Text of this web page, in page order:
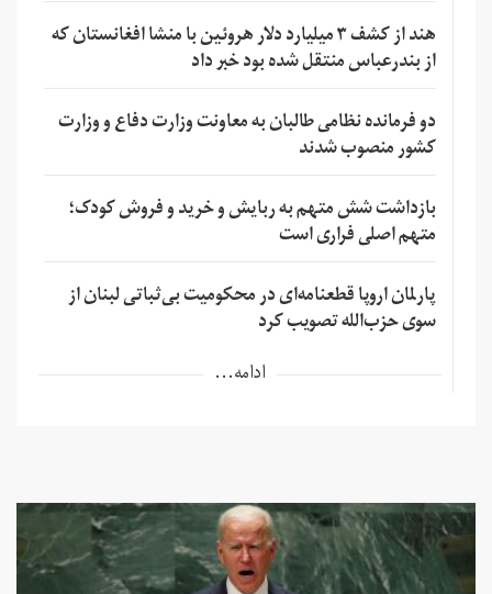
هند از کشف ۳ میلیارد دلار هروئین با منشا افغانستان که
از بندرعباس منتقل شده بود خبر داد
دو فرمانده نظامی طالبان به معاونت وزارت دفاع و وزارت
کشور منصوب شدند
بازداشت شش متهم به ربایش و خرید و فروش کودک؛
متهم اصلی فراری است
پارلمان اروپا قطعنامه‌ای در محکومیت بی‌ثباتی لبنان از
سوی حزب‌الله تصویب کرد
ادامه...